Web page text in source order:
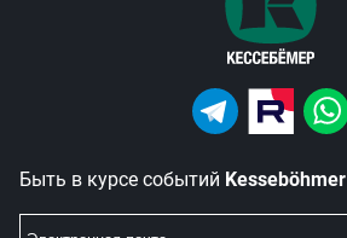
Быть в курсе событий Kesseböhmer